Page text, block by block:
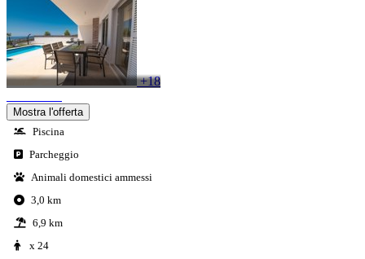
+18
Mostra l'offerta
Piscina
Parcheggio
Animali domestici ammessi
3,0 km
6,9 km
x 24